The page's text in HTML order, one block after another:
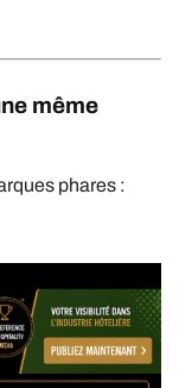
même
phares :